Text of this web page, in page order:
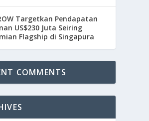
Targetkan Pendapatan
US$230 Juta Seiring
Flagship di Singapura
COMMENTS